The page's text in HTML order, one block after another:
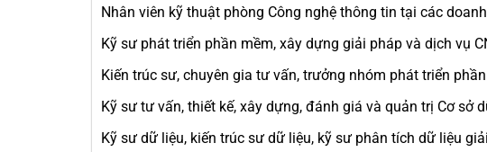
Nhân viên kỹ thuật phòng Công nghệ thông tin tại các
Kỹ sư phát triển phần mềm, xây dựng giải pháp và dịch vụ
Kiến trúc sư, chuyên gia tư vấn, trưởng nhóm phát triển
Kỹ sư tư vấn, thiết kế, xây dựng, đánh giá và quản trị Cơ sở
Kỹ sư dữ liệu, kiến trúc sư dữ liệu, kỹ sư phân tích dữ liệu